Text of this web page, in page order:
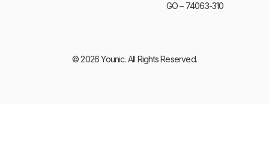
GO – 74063-310
© 2026 Younic. All Rights Reserved.